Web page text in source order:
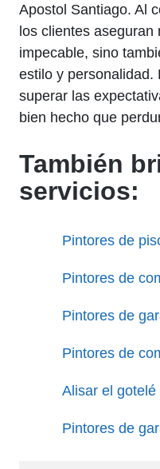
Apostol Santiago. Al
los clientes aseguran
impecable, sino
estilo y personalidad.
superar las
bien hecho que
También
servicios:
Pintores de
Pintores de
Pintores de
Pintores de
Alisar el gotelé
Pintores de